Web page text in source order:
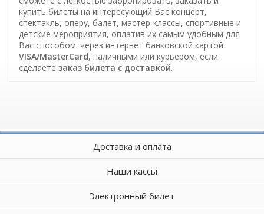
купить билеты на интересующий Вас концерт,
спектакль, оперу, балет, мастер-классы, спортивные и
детские мероприятия, оплатив их самым удобным для
Вас способом: через интернет банковской картой
VISA/MasterCard, наличными или курьером, если
сделаете заказ билета c доставкой.
Доставка и оплата
Наши кассы
Электронный билет